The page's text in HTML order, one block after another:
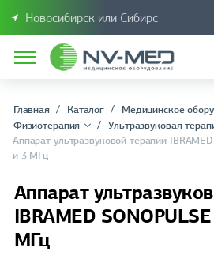
Новосибирск или Сибирский
Главная Каталог
Медицинское
Физиотерапия
Ультразвуковая
Аппарат ультразвуковой терапии
и 3 МГц
Аппарат
IBRAMED
МГц